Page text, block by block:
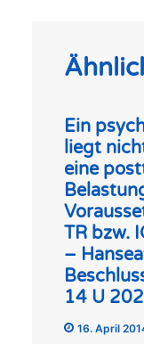
Ein
liegt
eine
TR bzw.
–
14 U
16. April